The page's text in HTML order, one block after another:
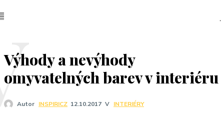
Výhody a nevýhody
omyvatelných barev v interiéru
Autor INSPIRICZ 12.10.2017 V INTERIÉRY